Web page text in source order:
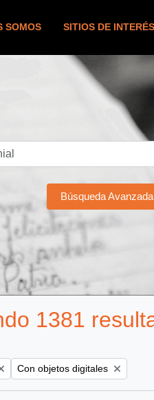
SOMOS SITIOS DE INTERÉS
Búsqueda
1381
Remove filter:
Con objetos digitales